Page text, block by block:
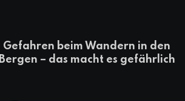
Gefahren beim Wandern in den
Bergen – das macht es gefährlich